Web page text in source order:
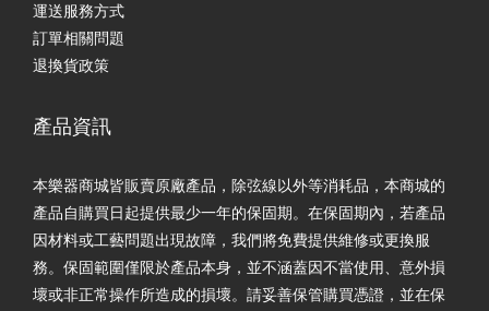
運送服務方式
訂單相關問題
退換貨政策
產品資訊
本樂器商城皆販賣原廠產品，除弦線以外等消耗品，本商城的
產品自購買日起提供最少一年的保固期。在保固期內，若產品
因材料或工藝問題出現故障，我們將免費提供維修或更換服
務。保固範圍僅限於產品本身，並不涵蓋因不當使用、意外損
壞或非正常操作所造成的損壞。請妥善保管購買憑證，並在保